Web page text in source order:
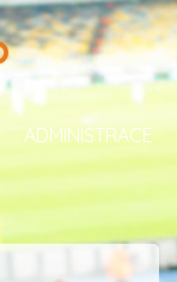
ADMINISTRACE